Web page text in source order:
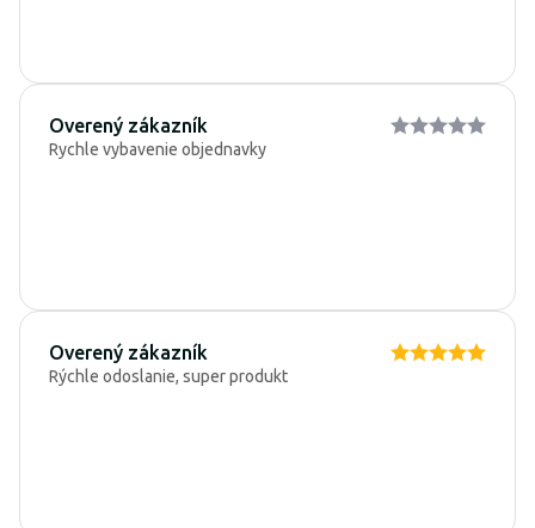
Overený zákazník
Rychle vybavenie objednavky
Overený zákazník
Rýchle odoslanie, super produkt